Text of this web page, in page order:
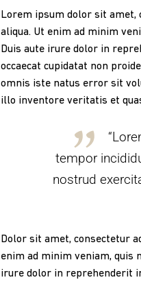
Lorem ipsum dolor sit amet,
aliqua. Ut enim ad minim
Duis aute irure dolor in
occaecat cupidatat non
omnis iste natus error sit
illo inventore veritatis et
tempor
nostrud
Dolor sit amet, consectetur
enim ad minim veniam, quis
irure dolor in reprehenderit